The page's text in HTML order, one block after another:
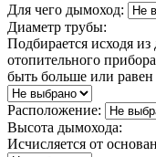
Для чего дымоход:
Диаметр трубы:
Подбирается исходя
отопительного
быть больше или равен
Расположение:
Высота дымохода:
Исчисляется от